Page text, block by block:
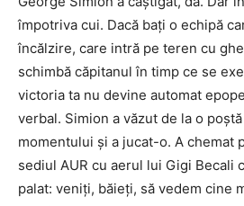
împotriva cui. Dacă bați o echipă
încălzire, care intră pe teren cu
schimbă căpitanul în timp ce se
victoria ta nu devine automat
verbal. Simion a văzut de la o
momentului și a jucat-o. A chemat
sediul AUR cu aerul lui Gigi Becali
palat: veniți, băieți, să vedem cine